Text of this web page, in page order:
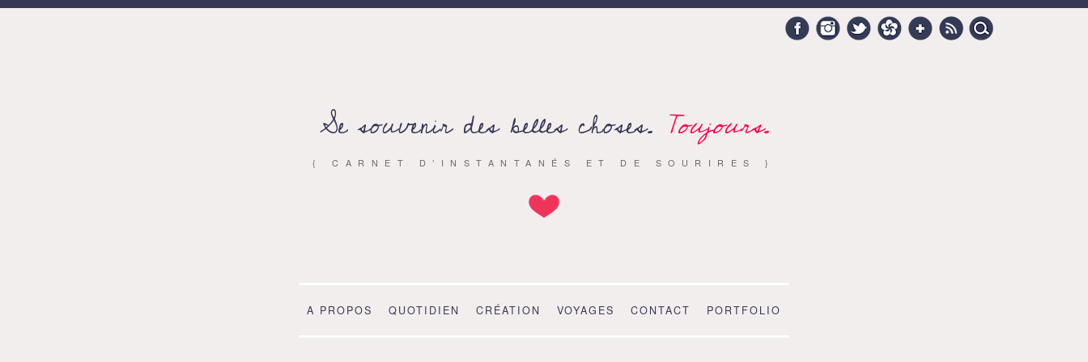
Search
for:
FacebookInstagramTwitter HellocotonGoogle +
RSS
Se souvenir des belles choses. Toujours.
{ CARNET D’INSTANTANÉS ET DE SOURIRES }
A PROPOS QUOTIDIEN CRÉATION VOYAGES CONTACT PORTFOLIO